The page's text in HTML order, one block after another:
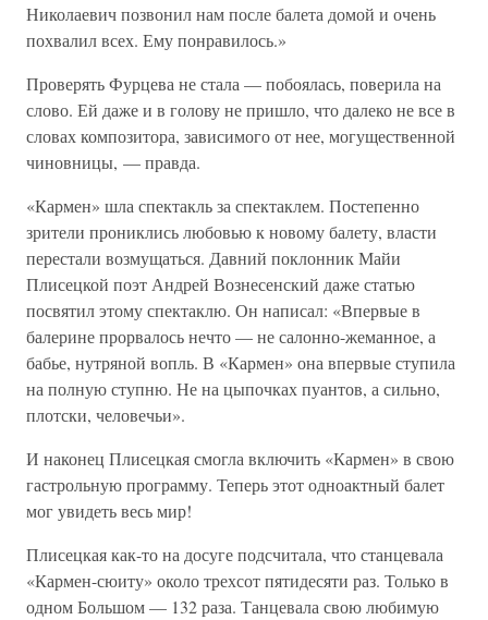
Николаевич позвонил нам после балета домой и очень
похвалил всех. Ему понравилось.»
Проверять Фурцева не стала — побоялась, поверила на
слово. Ей даже и в голову не пришло, что далеко не все в
словах композитора, зависимого от нее, могущественной
чиновницы, — правда.
«Кармен» шла спектакль за спектаклем. Постепенно
зрители прониклись любовью к новому балету, власти
перестали возмущаться. Давний поклонник Майи
Плисецкой поэт Андрей Вознесенский даже статью
посвятил этому спектаклю. Он написал: «Впервые в
балерине прорвалось нечто — не салонно-жеманное, а
бабье, нутряной вопль. В «Кармен» она впервые ступила
на полную ступню. Не на цыпочках пуантов, а сильно,
плотски, человечьи».
И наконец Плисецкая смогла включить «Кармен» в свою
гастрольную программу. Теперь этот одноактный балет
мог увидеть весь мир!
Плисецкая как-то на досуге подсчитала, что станцевала
«Кармен-сюиту» около трехсот пятидесяти раз. Только в
одном Большом — 132 раза. Танцевала свою любимую